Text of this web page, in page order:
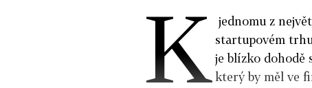
K jednomu z
startupovém
je blízko dohodě
který by měl ve